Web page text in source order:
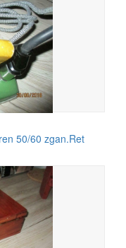
50/60 zgan.Ret